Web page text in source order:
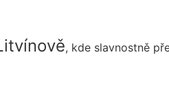
, kde slavnostně